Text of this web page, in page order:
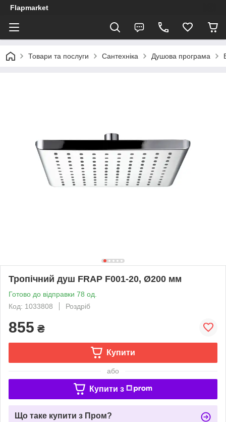
Flapmarket
Товари та послуги Сантехніка Душова програма
Тропічний душ FRAP F001-20, Ø200 мм
Готово до відправки 78 од.
Код: 1033808
Роздріб
855 ₴
Купити
або
Купити з
Що таке купити з Пром?